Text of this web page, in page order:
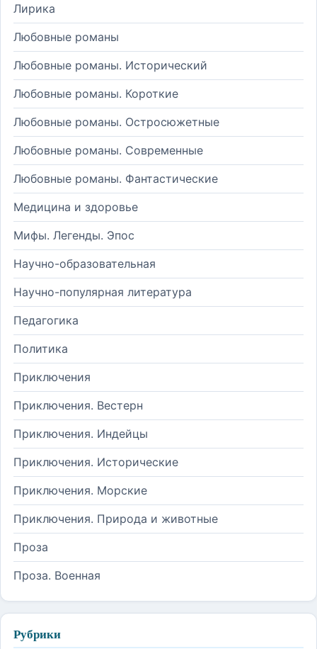
Лирика
Любовные романы
Любовные романы. Исторический
Любовные романы. Короткие
Любовные романы. Остросюжетные
Любовные романы. Современные
Любовные романы. Фантастические
Медицина и здоровье
Мифы. Легенды. Эпос
Научно-образовательная
Научно-популярная литература
Педагогика
Политика
Приключения
Приключения. Вестерн
Приключения. Индейцы
Приключения. Исторические
Приключения. Морские
Приключения. Природа и животные
Проза
Проза. Военная
Рубрики